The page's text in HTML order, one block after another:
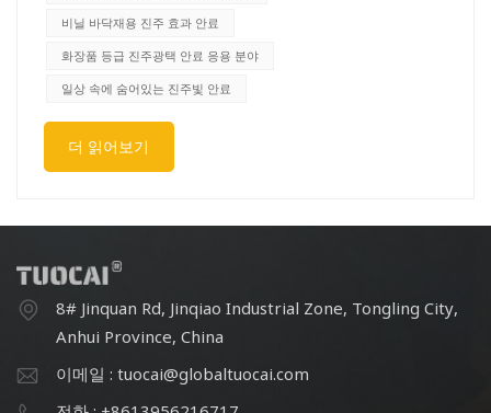
던 거예요. 저는 그걸 전혀 몰랐던 거죠.그게 계기가 되어 생
각해 봤어요. 자세히 살펴보니 진주광택 안료가 정말 어디에
나 있더라고요. 자동차 페인트나 아이섀도우처럼 눈에 띄는
우리는 이런 물질들에 둘러싸여 있는데 대부분의 사람들은
그걸 전혀 모르고 있죠.진주광택 안료란 정확히 무엇일까
자면, 펄 안료는 미세한 입자(일반적으로 이산화티타늄과 같
은 금속 산화물로 코팅된 운모 조각)로, 빛을 흡수하는 것이
아니라 빛의 간섭을 통해 색을 만들어냅니다. 비눗방울, 기
름띠, 굴 껍데기 안쪽을 생각해 보세요. 빛이 미세한 층 사이
를 반사하면서 보는 각도에 따라 색이 변하는 것입니다.자연
계는 오래전부터 이 원리를 활용해 왔습니다. 진주는 탄산칼
비닐 바닥재용 진주 효과 안료
화장품 등급 진주광택 안료 응용 분야
일상 속에 숨어있는 진주빛 안료
더 읽어보기
8# Jinquan Rd, Jinqiao Industrial Zone, Tongling City,
Anhui Province, China
이메일 : tuocai@globaltuocai.com